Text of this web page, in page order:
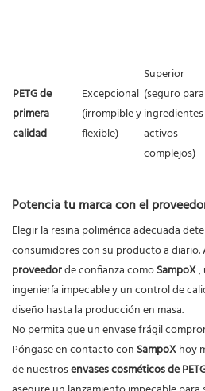
PETG de
primera
calidad
Excepcional
(irrompible y
flexible)
Superior
(seguro para
ingredientes
activos
complejos)
Potencia tu marca con el
Elegir la resina polimérica adecuada
consumidores con su producto a diario.
proveedorde confianza comoSampoX,
ingeniería impecable y un control de
diseño hasta la producción en masa.
No permita que un envase frágil
Póngase en contacto con SampoXhoy
de nuestrosenvases cosméticos de